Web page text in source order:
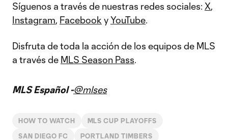
Síguenos a través de nuestras redes sociales: X,
Instagram, Facebook yYouTube.
Disfruta de toda la acción de los equipos de MLS
a través de MLS Season Pass.
MLS Español -@mlses
HOW TO WATCH MLS CUP PLAYOFFS
SAN DIEGO FC PORTLAND TIMBERS